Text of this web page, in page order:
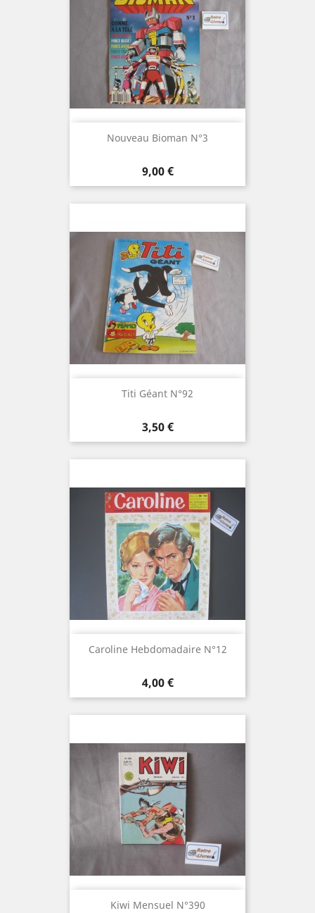
Nouveau Bioman N°3
Prix
9,00 €
Titi Géant N°92
Prix
3,50 €
Caroline Hebdomadaire N°12
Prix
4,00 €
Kiwi Mensuel N°390